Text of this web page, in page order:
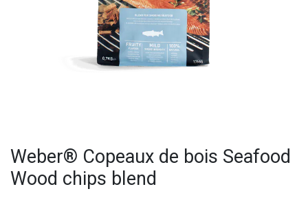
Weber® Copeaux de bois Seafood
Wood chips blend